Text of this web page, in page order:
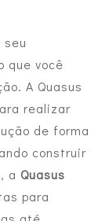
seu
que você
A Quasus
realizar
de forma
construir
a Quasus
para